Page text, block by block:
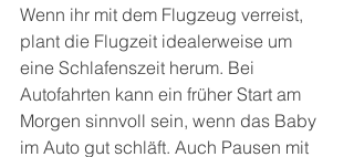
Wenn ihr mit dem Flugzeug verreist,
plant die Flugzeit idealerweise um
eine Schlafenszeit herum. Bei
Autofahrten kann ein früher Start am
Morgen sinnvoll sein, wenn das Baby
im Auto gut schläft. Auch Pausen mit